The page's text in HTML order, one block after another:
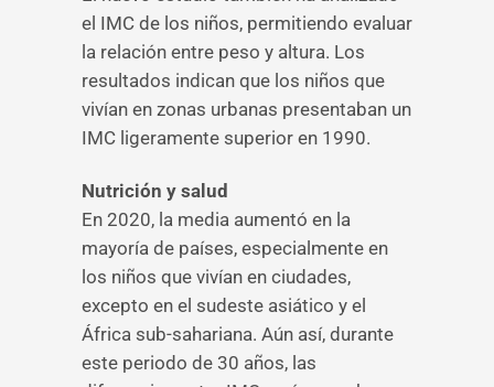
el IMC de los niños, permitiendo evaluar
la relación entre peso y altura. Los
resultados indican que los niños que
vivían en zonas urbanas presentaban un
IMC ligeramente superior en 1990.
Nutrición y salud
En 2020, la media aumentó en la
mayoría de países, especialmente en
los niños que vivían en ciudades,
excepto en el sudeste asiático y el
África sub-sahariana. Aún así, durante
este periodo de 30 años, las